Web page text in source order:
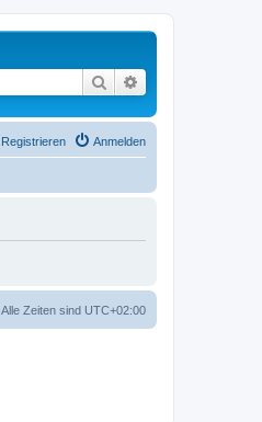
Suche
Anmelden
Registrieren
Alle Zeiten sind UTC+02:00